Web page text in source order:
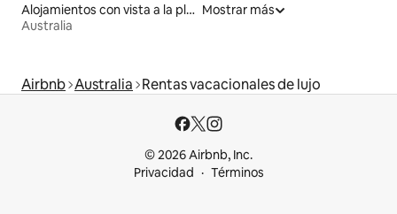
Alojamientos con vista a la playa
Australia
Mostrar más
Airbnb Australia Rentas vacacionales de lujo
© 2026 Airbnb, Inc.
Privacidad
Términos